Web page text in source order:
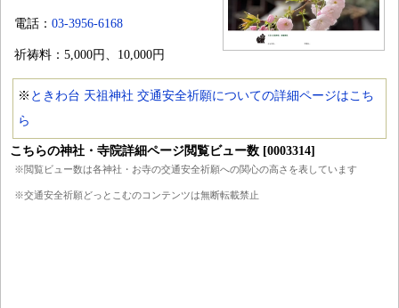
電話： 03-3956-6168
祈祷料：5,000円、10,000円
※ ときわ台 天祖神社 交通安全祈願についての詳細ページはこち
ら
こちらの神社・寺院詳細ページ閲覧ビュー数 [0003314]
※閲覧ビュー数は各神社・お寺の交通安全祈願への関心の高さを表しています
※交通安全祈願どっとこむのコンテンツは無断転載禁止